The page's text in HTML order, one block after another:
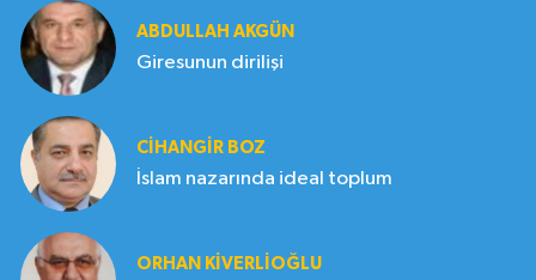
ABDULLAH AKGÜN
Giresunun dirilişi
CIHANGIR BOZ
İslam nazarında ideal toplum
ORHAN KIVERLIOĞLU